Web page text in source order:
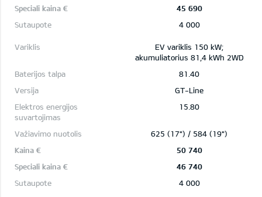
45 690
4 000
EV variklis 150 kW;
akumuliatorius 81,4 kWh 2WD
81.40
GT-Line
15.80
625 (17") / 584 (19")
50 740
46 740
4 000